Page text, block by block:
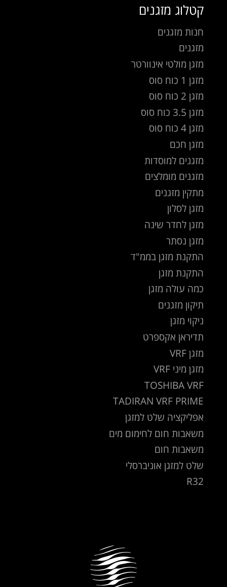
קטלוג מזגנים
חנות מזגנים
מזגנים
מזגן מולטי אינוורטר
מזגן 1 כוח סוס
מזגן 2 כוח סוס
מזגן 3.5 כוח סוס
מזגן 4 כוח סוס
מזגן חכם
מזגנים למוסדות
מזגנים מומלצים
מתקין מזגנים
מזגן לסלון
מזגן לחדר שינה
מזגן נסתר
התקנת מזגן בממ"ד
התקנת מזגן
כמה עולה מזגן
תיקון מזגנים
ניקוי מזגן
תדיראן אקספרט
מזגן VRF
מזגן מיני VRF
TOSHIBA VRF
TADIRAN VRF PRIME
אפליקציה שלט למזגן
משאבות חום לחימום מים
משאבות חום
שלט למזגן אוניברסלי
R32